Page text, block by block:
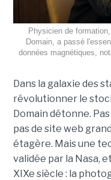
Physicien de
Domain, a passé
données magnétiques,
Dans la galaxie des
révolutionner le
Domain détonne.
pas de site web
étagère. Mais une
validée par la Nasa,
XIXe siècle : la